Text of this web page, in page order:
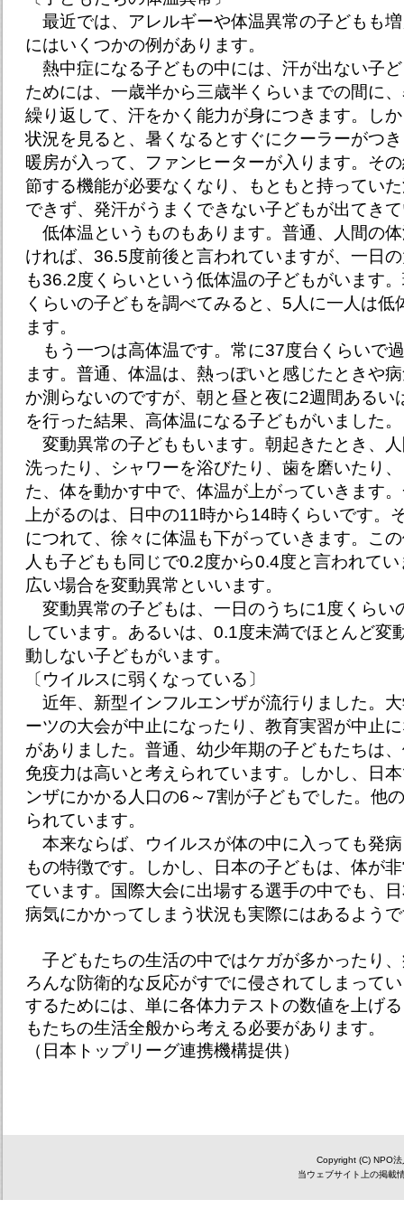
最近では、アレルギーや体温異常の子どもも
にはいくつかの例があります。
熱中症になる子どもの中には、汗が出ない子
ためには、一歳半から三歳半くらいまでの間に
繰り返して、汗をかく能力が身につきます。し
状況を見ると、暑くなるとすぐにクーラーがつ
暖房が入って、ファンヒーターが入ります。そ
節する機能が必要なくなり、もともと持ってい
できず、発汗がうまくできない子どもが出てき
低体温というものもあります。普通、人間の
ければ、36.5度前後と言われていますが、一日
も36.2度くらいという低体温の子どもがいます
くらいの子どもを調べてみると、5人に一人は低
ます。
もう一つは高体温です。常に37度台くらいで
ます。普通、体温は、熱っぽいと感じたときや
か測らないのですが、朝と昼と夜に2週間あるい
を行った結果、高体温になる子どもがいました。
変動異常の子どももいます。朝起きたとき、
洗ったり、シャワーを浴びたり、歯を磨いたり
た、体を動かす中で、体温が上がっていきます
上がるのは、日中の11時から14時くらいです。
につれて、徐々に体温も下がっていきます。こ
人も子どもも同じで0.2度から0.4度と言われて
広い場合を変動異常といいます。
変動異常の子どもは、一日のうちに1度くらい
しています。あるいは、0.1度未満でほとんど変
動しない子どもがいます。
〔ウイルスに弱くなっている〕
近年、新型インフルエンザが流行りました。
ーツの大会が中止になったり、教育実習が中止
がありました。普通、幼少年期の子どもたちは
免疫力は高いと考えられています。しかし、日
ンザにかかる人口の6～7割が子どもでした。他
られています。
本来ならば、ウイルスが体の中に入っても発
もの特徴です。しかし、日本の子どもは、体が
ています。国際大会に出場する選手の中でも、
病気にかかってしまう状況も実際にはあるよう
子どもたちの生活の中ではケガが多かったり
ろんな防衛的な反応がすでに侵されてしまって
するためには、単に各体力テストの数値を上げ
もたちの生活全般から考える必要があります。
（日本トップリーグ連携機構提供）
Copyright (C) NPO
当ウェブサイト上の掲載